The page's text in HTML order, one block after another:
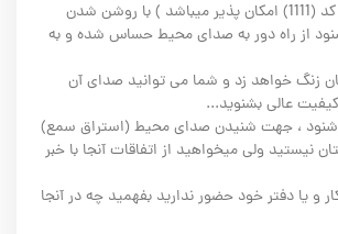
گذاشته اید و با ارسال کد (1111) امکان پذیر میباشد ) با روشن شدن
از راه دور به صدای محیط حساس شده و به
زنگ خواهد زد و شما می توانید صدای آن
کیفیت عالی بشنوید...
شنود ، جهت شنیدن صدای محیط (استراق سمع)
نیستید ولی میخواهید از اتفاقات آنجا با خبر
و يا دفتر خود حضور نداريد بفهميد چه در آنجا